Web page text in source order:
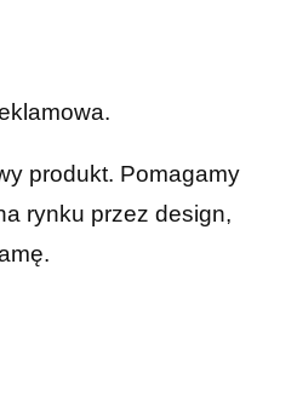
produkt. Pomagamy
rynku przez design,